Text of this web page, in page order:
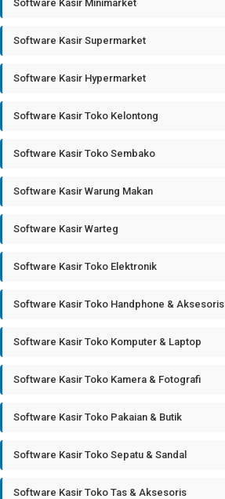
Software Kasir Minimarket
Software Kasir Supermarket
Software Kasir Hypermarket
Software Kasir Toko Kelontong
Software Kasir Toko Sembako
Software Kasir Warung Makan
Software Kasir Warteg
Software Kasir Toko Elektronik
Software Kasir Toko Handphone & Aksesoris
Software Kasir Toko Komputer & Laptop
Software Kasir Toko Kamera & Fotografi
Software Kasir Toko Pakaian & Butik
Software Kasir Toko Sepatu & Sandal
Software Kasir Toko Tas & Aksesoris